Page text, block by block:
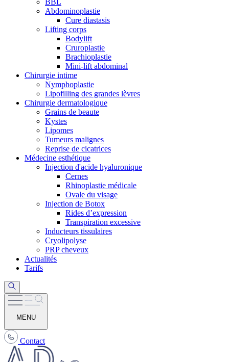
BBL
Abdominoplastie
Cure diastasis
Lifting corps
Bodylift
Cruroplastie
Brachioplastie
Mini-lift abdominal
Chirurgie intime
Nymphoplastie
Lipofilling des grandes lèvres
Chirurgie dermatologique
Grains de beaute
Kystes
Lipomes
Tumeurs malignes
Reprise de cicatrices
Médecine esthétique
Injection d'acide hyaluronique
Cernes
Rhinoplastie médicale
Ovale du visage
Injection de Botox
Rides d’expression
Transpiration excessive
Inducteurs tissulaires
Cryolipolyse
PRP cheveux
Actualités
Tarifs
MENU
Contact